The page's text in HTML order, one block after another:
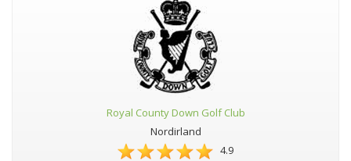
Royal County Down Golf Club
Nordirland
4.9